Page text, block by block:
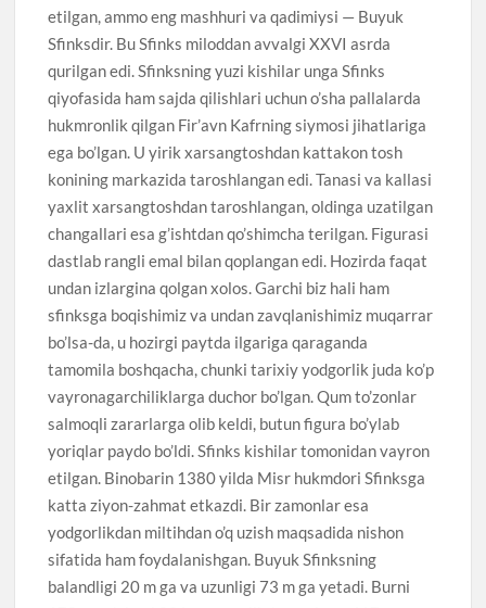
etilgan, ammo eng mashhuri va qadimiysi — Buyuk
Sfinksdir. Bu Sfinks miloddan avvalgi XXVI asrda
qurilgan edi. Sfinksning yuzi kishilar unga Sfinks
qiyofasida ham sajda qilishlari uchun o’sha pallalarda
hukmronlik qilgan Fir’avn Kafrning siymosi jihatlariga
ega bo’lgan. U yirik xarsangtoshdan kattakon tosh
konining markazida taroshlangan edi. Tanasi va kallasi
yaxlit xarsangtoshdan taroshlangan, oldinga uzatilgan
changallari esa g’ishtdan qo’shimcha terilgan. Figurasi
dastlab rangli emal bilan qoplangan edi. Hozirda faqat
undan izlargina qolgan xolos. Garchi biz hali ham
sfinksga boqishimiz va undan zavqlanishimiz muqarrar
bo’lsa-da, u hozirgi paytda ilgariga qaraganda
tamomila boshqacha, chunki tarixiy yodgorlik juda ko’p
vayronagarchiliklarga duchor bo’lgan. Qum to’zonlar
salmoqli zararlarga olib keldi, butun figura bo’ylab
yoriqlar paydo bo’ldi. Sfinks kishilar tomonidan vayron
etilgan. Binobarin 1380 yilda Misr hukmdori Sfinksga
katta ziyon-zahmat etkazdi. Bir zamonlar esa
yodgorlikdan miltihdan o’q uzish maqsadida nishon
sifatida ham foydalanishgan. Buyuk Sfinksning
balandligi 20 m ga va uzunligi 73 m ga yetadi. Burni